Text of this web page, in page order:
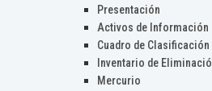
Presentación
Activos de Información
Cuadro de Clasificación
Inventario de
Mercurio